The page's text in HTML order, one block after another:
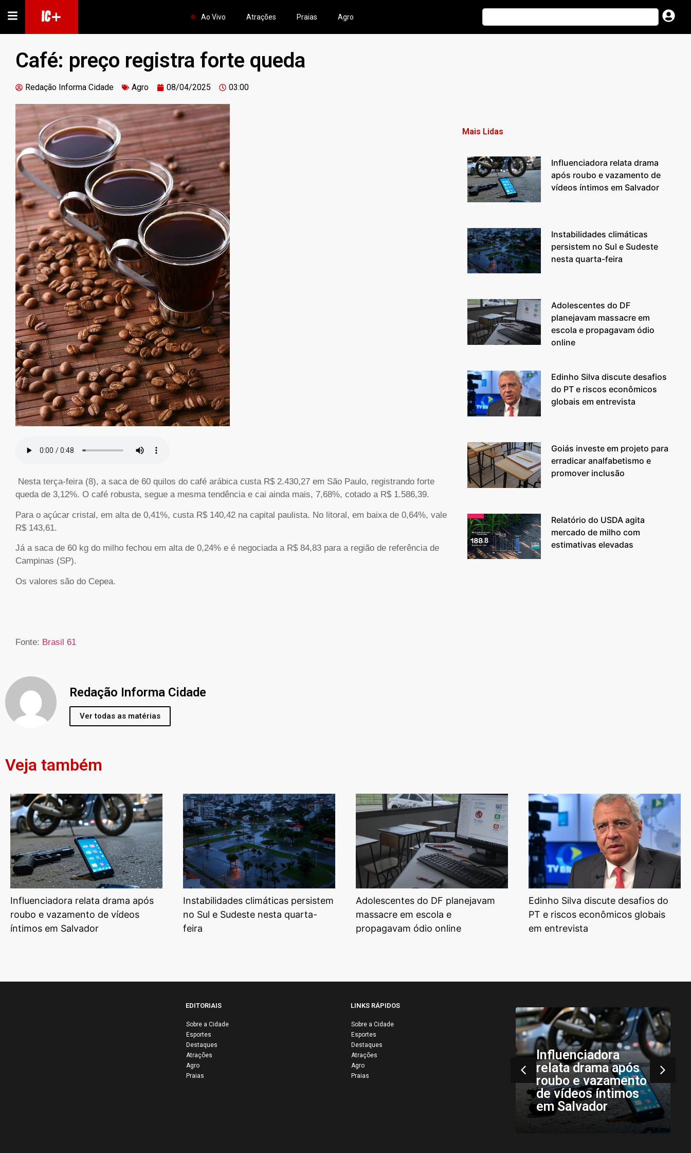
IC+ Ao Vivo Atrações Praias Agro
Café: preço registra forte queda
Redação Informa Cidade Agro 08/04/2025 03:00
Nesta terça-feira (8), a saca de 60 quilos do café arábica custa R$ 2.430,27 em São Paulo, registrando forte
queda de 3,12%. O café robusta, segue a mesma tendência e cai ainda mais, 7,68%, cotado a R$ 1.586,39.
Para o açúcar cristal, em alta de 0,41%, custa R$ 140,42 na capital paulista. No litoral, em baixa de 0,64%, vale
R$ 143,61.
Já a saca de 60 kg do milho fechou em alta de 0,24% e é negociada a R$ 84,83 para a região de referência de
Campinas (SP).
Os valores são do Cepea.
Fonte: Brasil 61
Mais Lidas
Influenciadora relata drama
após roubo e vazamento de
vídeos íntimos em Salvador
Instabilidades climáticas
persistem no Sul e Sudeste
nesta quarta-feira
Adolescentes do DF
planejavam massacre em
escola e propagavam ódio
online
Edinho Silva discute desafios
do PT e riscos econômicos
globais em entrevista
Goiás investe em projeto para
erradicar analfabetismo e
promover inclusão
Relatório do USDA agita
mercado de milho com
estimativas elevadas
Redação Informa Cidade
Ver todas as matérias
Veja também
Influenciadora relata drama após
roubo e vazamento de vídeos
íntimos em Salvador
Instabilidades climáticas persistem
no Sul e Sudeste nesta quarta-
feira
Adolescentes do DF planejavam
massacre em escola e
propagavam ódio online
Edinho Silva discute desafios do
PT e riscos econômicos globais
em entrevista
EDITORIAIS
Sobre a Cidade
Esportes
Destaques
Atrações
Agro
Praias
LINKS RÁPIDOS
Sobre a Cidade
Esportes
Destaques
Atrações
Agro
Praias
Edinho Silva
discute desafios do
Influenciadora
Instabilidades
climáticas
persistem no Sul e
Sudeste nesta
quarta-feira